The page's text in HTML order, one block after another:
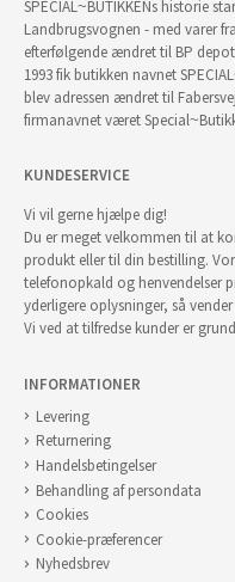
SPECIAL~BUTIKKENs historie
Landbrugsvognen - med varer
efterfølgende ændret til BP
1993 fik butikken navnet
blev adressen ændret til
firmanavnet været
KUNDESERVICE
Vi vil gerne hjælpe dig!
Du er meget velkommen til at
produkt eller til din bestilling.
telefonopkald og henvendelser
yderligere oplysninger, så
Vi ved at tilfredse kunder er
INFORMATIONER
Levering
Returnering
Handelsbetingelser
Behandling af persondata
Cookies
Cookie-præferencer
Nyhedsbrev